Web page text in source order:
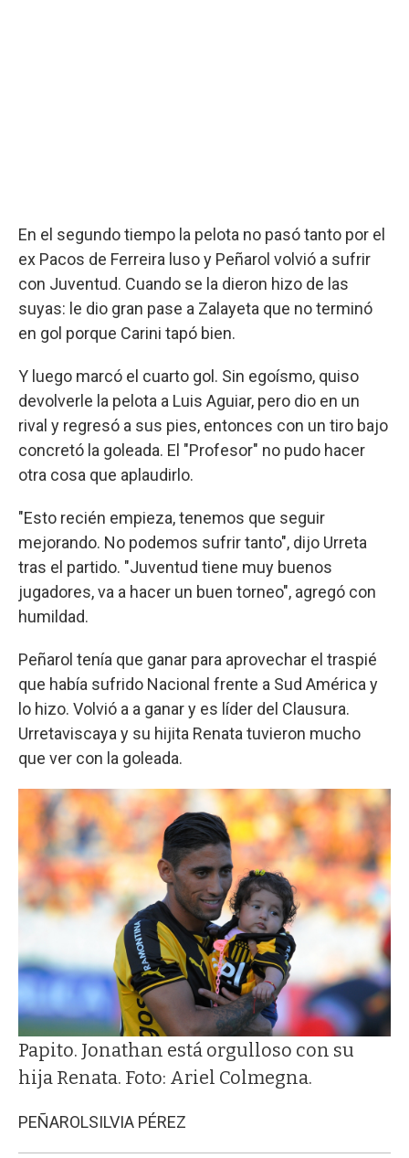
En el segundo tiempo la pelota no pasó tanto por el
ex Pacos de Ferreira luso y Peñarol volvió a sufrir
con Juventud. Cuando se la dieron hizo de las
suyas: le dio gran pase a Zalayeta que no terminó
en gol porque Carini tapó bien.
Y luego marcó el cuarto gol. Sin egoísmo, quiso
devolverle la pelota a Luis Aguiar, pero dio en un
rival y regresó a sus pies, entonces con un tiro bajo
concretó la goleada. El "Profesor" no pudo hacer
otra cosa que aplaudirlo.
"Esto recién empieza, tenemos que seguir
mejorando. No podemos sufrir tanto", dijo Urreta
tras el partido. "Juventud tiene muy buenos
jugadores, va a hacer un buen torneo", agregó con
humildad.
Peñarol tenía que ganar para aprovechar el traspié
que había sufrido Nacional frente a Sud América y
lo hizo. Volvió a a ganar y es líder del Clausura.
Urretaviscaya y su hijita Renata tuvieron mucho
que ver con la goleada.
Papito. Jonathan está orgulloso con su
hija Renata. Foto: Ariel Colmegna.
PEÑAROLSILVIA PÉREZ